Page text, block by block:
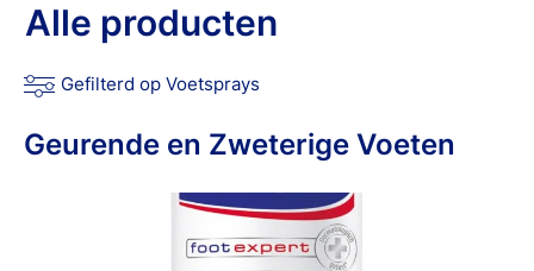
Alle producten
Gefilterd op Voetsprays
Geurende en Zweterige Voeten